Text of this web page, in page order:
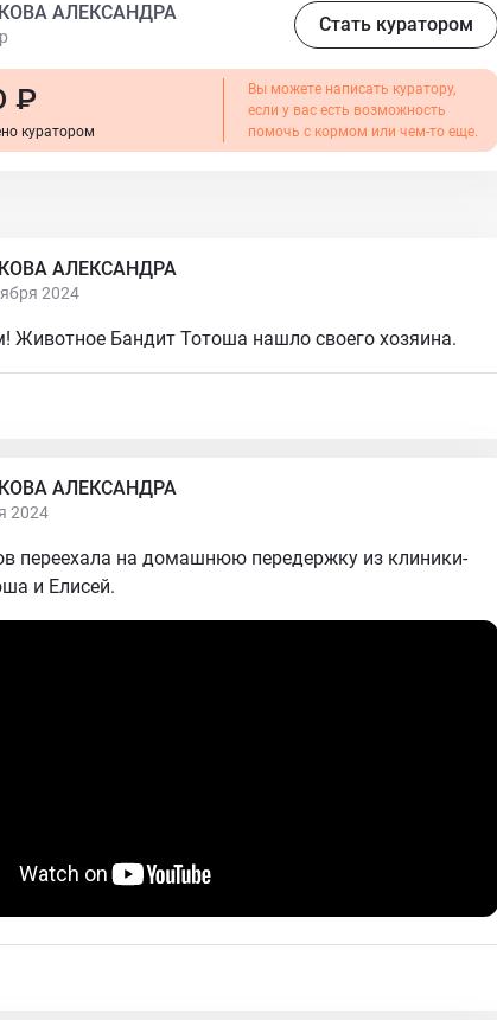
АЛЕКСАНДРА
Стать куратором
₽
куратором
Вы можете написать куратору,
если у вас есть возможность
помочь с кормом или чем-то еще.
АЛЕКСАНДРА
2024
Животное Бандит Тотоша нашло своего хозяина.
АЛЕКСАНДРА
2024
переехала на домашнюю передержку из клиники-
и Елисей.